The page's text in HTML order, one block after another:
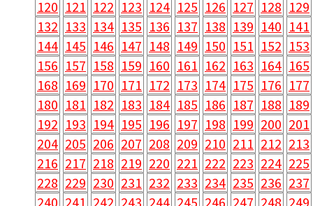
120 121 122 123 124 125 126 127 128 129
132 133 134 135 136 137 138 139 140 141
144 145 146 147 148 149 150 151 152 153
156 157 158 159 160 161 162 163 164 165
168 169 170 171 172 173 174 175 176 177
180 181 182 183 184 185 186 187 188 189
192 193 194 195 196 197 198 199 200 201
204 205 206 207 208 209 210 211 212 213
216 217 218 219 220 221 222 223 224 225
228 229 230 231 232 233 234 235 236 237
240 241 242 243 244 245 246 247 248 249